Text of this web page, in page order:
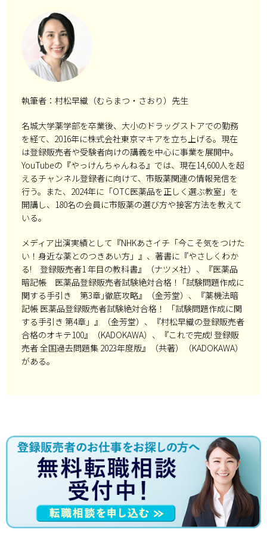
執筆者：村松早織（むらまつ・さおり）先生
名城大学薬学部を卒業後、大小のドラッグストアでの勤務
を経て、2016年に株式会社東京マキアを立ち上げる。現在
は登録販売者や受験者向けの講義を中心に事業を展開中。
YouTubeの『やっけんちゃんねる』では、現在14,600人を超
えるチャンネル登録者に向けて、市販薬関連の情報発信を
行う。また、2024年に「OTC医薬品を正しく選ぶ教室」を
開講し、180名の会員に市販薬の選び方や接客方法を教えて
いる。
メディア出演実績として『NHKあさイチ「今こそ気をつけた
い！身近な薬とのつきあい方」』、著書に『やさしくわか
る! 登録販売者1 年目の教科書』（ナツメ社）、『医薬品
暗記帳 医薬品登録販売者試験絶対合格！ ｢試験問題作成に
関する手引き 第3章｣徹底攻略』（金芳堂）、『薬機法暗
記帳 医薬品登録販売者試験絶対合格！ 「試験問題作成に関
する手引き 第4章」』（金芳堂）、『村松早織の登録販売者
合格のオキテ100』（KADOKAWA）、『これで完成! 登録販
売者 全国過去問題集 2023年度版』（共著）（KADOKAWA）
がある。